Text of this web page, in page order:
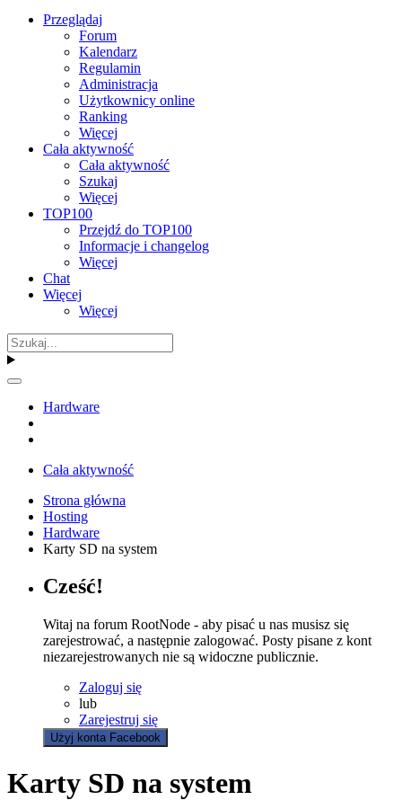
Przeglądaj
Forum
Kalendarz
Regulamin
Administracja
Użytkownicy online
Ranking
Więcej
Cała aktywność
Cała aktywność
Szukaj
Więcej
TOP100
Przejdź do TOP100
Informacje i changelog
Więcej
Chat
Więcej
Więcej
Hardware
Cała aktywność
Strona główna
Hosting
Hardware
Karty SD na system
Cześć!
Witaj na forum RootNode - aby pisać u nas musisz się
zarejestrować, a następnie zalogować. Posty pisane z kont
niezarejestrowanych nie są widoczne publicznie.
Zaloguj się
lub
Zarejestruj się
Użyj konta Facebook
Karty SD na system